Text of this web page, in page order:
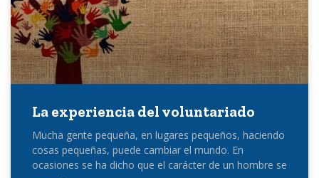
La experiencia del voluntariado
Mucha gente pequeña, en lugares pequeños, haciendo
cosas pequeñas, puede cambiar el mundo. En
ocasiones se ha dicho que el carácter de un hombre se